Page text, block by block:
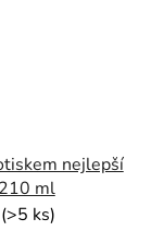
nejlepší
ml
(>5 ks)